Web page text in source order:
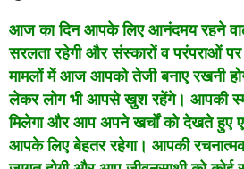
आज का दिन आपके लिए आनंदमय रहने
सरलता रहेगी और संस्कारों व परंपराओं
मामलों में आज आपको तेजी बनाए रखनी
लेकर लोग भी आपसे खुश रहेंगे। आपकी
मिलेगा और आप अपने खर्चों को देखते हुए
आपके लिए बेहतर रहेगा। आपकी रचनात्मक